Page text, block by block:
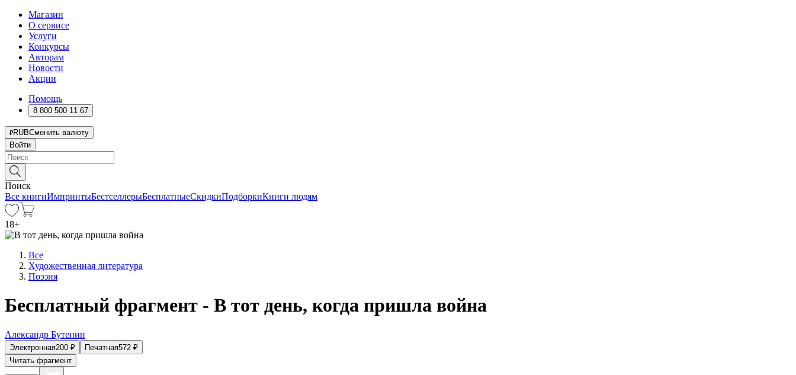
Магазин
О сервисе
Услуги
Конкурсы
Авторам
Новости
Акции
Помощь
8 800 500 11 67
RUBСменить валюту
Войти
Поиск
Все книгиИмпринтыБестселлерыБесплатныеСкидкиПодборкиКниги людям
18+
Все
Художественная литература
Поэзия
Бесплатный фрагмент - В тот день, когда пришла война
Александр Бутенин
Электронная200 ₽ Печатная572 ₽
Читать фрагмент